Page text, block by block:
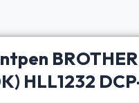
HLL1232